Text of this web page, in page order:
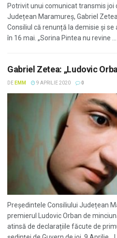
Potrivit unui comunicat transmis joi
Județean Maramureș, Gabriel
Consiliul că renunță la demisie și
în 16 mai. „Sorina Pintea nu revine ...
Gabriel Zetea: „Ludovic
DE EMM 9 APRILIE 2020 0
Președintele Consiliului Județean
premierul Ludovic Orban de
atinsă de declarațiile făcute de